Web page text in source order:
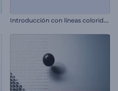
I
ntroducción con líneas coloridas giratorias